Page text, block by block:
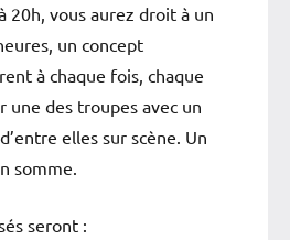
20h, vous aurez droit à un
un concept
à chaque fois, chaque
une des troupes avec un
elles sur scène. Un
somme.
seront :